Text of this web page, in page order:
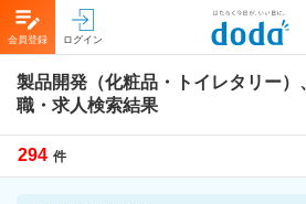
会員登録 ログイン
製品開発（化粧品・トイレタリー）
職・求人検索結果
294 件